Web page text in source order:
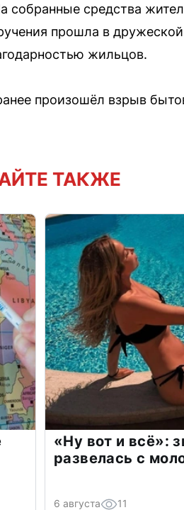
собранные средства
прошла в
жильцов.
произошёл взрыв
ТАКЖЕ
«Ну вот и всё»:
развелась с
6 августа 11